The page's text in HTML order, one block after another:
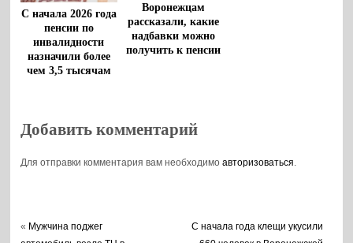
С начала 2026 года
пенсии по
инвалидности
назначили более
чем 3,5 тысячам
Воронежцам
рассказали, какие
надбавки можно
получить к пенсии
Добавить комментарий
Для отправки комментария вам необходимоавторизоваться
« Мужчина поджег
С начала года клещи укусили